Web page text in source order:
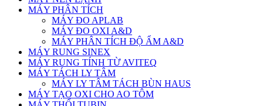
MÁY PHÂN TÍCH
MÁY ĐO APLAB
MÁY ĐO OXI A&D
MÁY PHÂN TÍCH ĐỘ ẨM A&D
MÁY RUNG SINEX
MÁY RUNG TÍNH TỪ AVITEQ
MÁY TÁCH LY TÂM
MÁY LY TÂM TÁCH BÙN HAUS
MÁY TẠO OXI CHO AO TÔM